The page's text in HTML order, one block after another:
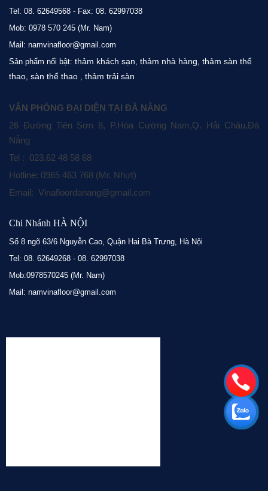
Tel: 08. 62649568 - Fax: 08. 62997038
Mob: 0978 570 245 (Mr. Nam)
Mail: namvinafloor@gmail.com
Sản phẩm nổi bật: thảm khách sạn, thảm nhà hàng, thảm sàn thể
thao, sàn thể thao , thảm trải sàn
VĂN PHÒNG ĐẠI DIỆN TẠI ĐÀ NẴNG
26 Đường Tiên Sơn 8, P.Hòa Cường Nam,Q. Hải Châu,Đà
Nẵng
Tel : 023.62 48 58 68
Hotline: 0965 463 768 (Mr. Nhựt)
Email: Vinafloordanang@gmail.com
Chi Nhánh HÀ NỘI
Số 8 ngõ 63/6 Nguyễn Cao, Quận Hai Bà Trưng, Hà Nội
Tel: 08. 62649268 - 08. 62997038
Mob:0978570245 (Mr. Nam)
Mail: namvinafloor@gmail.com